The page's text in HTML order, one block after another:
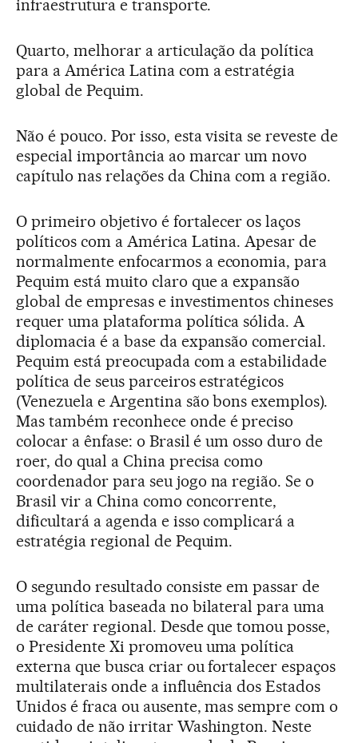
infraestrutura e transporte.
Quarto, melhorar a articulação da política
para a América Latina com a estratégia
global de Pequim.
Não é pouco. Por isso, esta visita se reveste de
especial importância ao marcar um novo
capítulo nas relações da China com a região.
O primeiro objetivo é fortalecer os laços
políticos com a América Latina. Apesar de
normalmente enfocarmos a economia, para
Pequim está muito claro que a expansão
global de empresas e investimentos chineses
requer uma plataforma política sólida. A
diplomacia é a base da expansão comercial.
Pequim está preocupada com a estabilidade
política de seus parceiros estratégicos
(Venezuela e Argentina são bons exemplos).
Mas também reconhece onde é preciso
colocar a ênfase: o Brasil é um osso duro de
roer, do qual a China precisa como
coordenador para seu jogo na região. Se o
Brasil vir a China como concorrente,
dificultará a agenda e isso complicará a
estratégia regional de Pequim.
O segundo resultado consiste em passar de
uma política baseada no bilateral para uma
de caráter regional. Desde que tomou posse,
o Presidente Xi promoveu uma política
externa que busca criar ou fortalecer espaços
multilaterais onde a influência dos Estados
Unidos é fraca ou ausente, mas sempre com o
cuidado de não irritar Washington. Neste